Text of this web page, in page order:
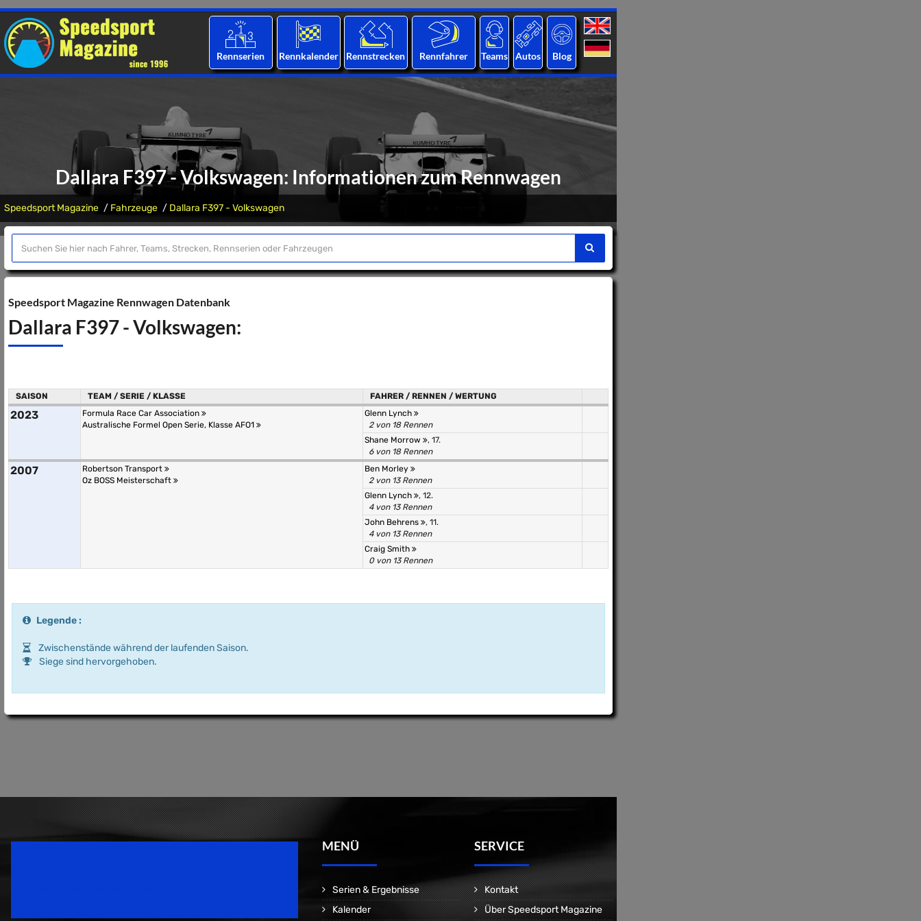
Rennserien Rennkalender Rennstrecken Rennfahrer Teams Autos Blog
Dallara F397 - Volkswagen: Informationen zum Rennwagen
Speedsport Magazine Fahrzeuge Dallara F397 - Volkswagen
Speedsport Magazine Rennwagen Datenbank
Dallara F397 - Volkswagen:
SAISON TEAM / SERIE / KLASSE FAHRER / RENNEN / WERTUNG
2023
Formula Race Car Association
Australische Formel Open Serie, Klasse AFO1
Glenn Lynch
2 von 18 Rennen
Shane Morrow
, 17.
6 von 18 Rennen
2007
Robertson Transport
Oz BOSS Meisterschaft
Ben Morley
2 von 13 Rennen
Glenn Lynch
, 12.
4 von 13 Rennen
John Behrens
, 11.
4 von 13 Rennen
Craig Smith
0 von 13 Rennen
Legende :
Zwischenstände während der laufenden Saison.
Siege sind hervorgehoben.
MENÜ
Serien & Ergebnisse
Kalender
SERVICE
Kontakt
Über Speedsport Magazine